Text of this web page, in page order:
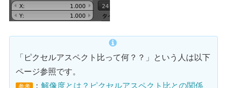
「ピクセルアスペクト比って何？？」という人は以下
ページ参照です。
参考 ：解像度とは？ピクセルアスペクト比との関係